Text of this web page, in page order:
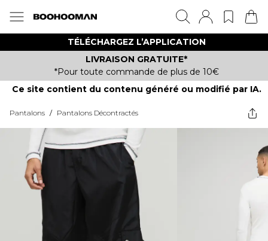
TÉLÉCHARGEZ L’APPLICATION
LIVRAISON GRATUITE*
*Pour toute commande de plus de 10€
Ce site contient du contenu généré ou modifié par IA.
Pantalons / Pantalons Décontractés